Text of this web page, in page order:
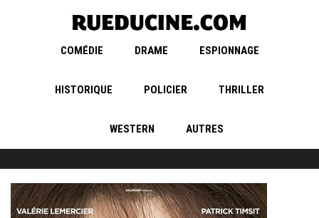
COMÉDIE DRAME ESPIONNAGE
HISTORIQUE POLICIER THRILLER
WESTERN AUTRES